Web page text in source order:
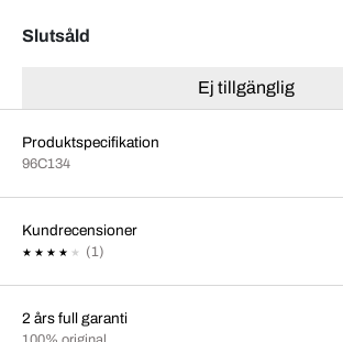
Slutsåld
Ej tillgänglig
Produktspecifikation
96C134
Kundrecensioner
(1)
2 års full garanti